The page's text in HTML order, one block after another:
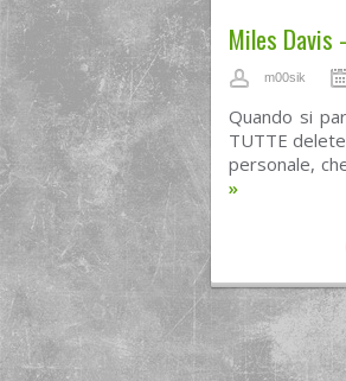
Miles Davis
m00sik
Quando si
TUTTE
personale,
»